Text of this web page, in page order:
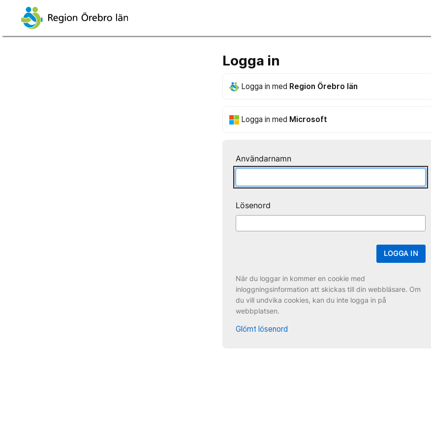
Logga in
Logga in med Region Örebro län
Logga in med Microsoft
Användarnamn
Lösenord
LOGGA IN
När du loggar in kommer en cookie med
inloggningsinformation att skickas till din webbläsare. Om
du vill undvika cookies, kan du inte logga in på
webbplatsen.
Glömt lösenord